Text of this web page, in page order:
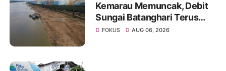
Kemarau Memuncak, Debit
Sungai Batanghari Terus
Menyusut, Jambi Hadapi
FOKUS AUG 06, 2026